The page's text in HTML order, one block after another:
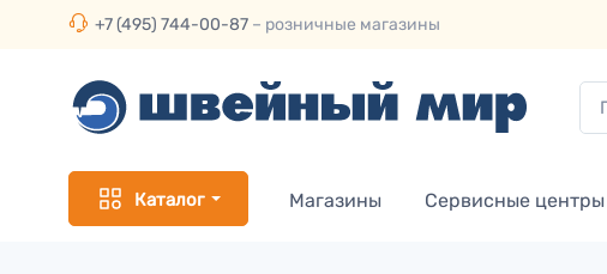
+7 (495) 744-00-87 – розничные магазины
Каталог Магазины Сервисные центры